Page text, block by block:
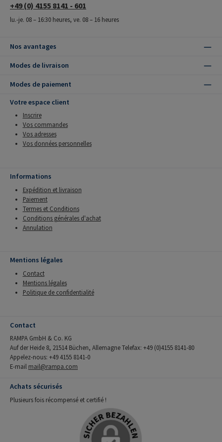
+49 (0) 4155 8141 - 601
lu.-je. 08 – 16:30 heures, ve. 08 – 16 heures
Nos avantages
Modes de livraison
Modes de paiement
Votre espace client
Inscrire
Vos commandes
Vos adresses
Vos données personnelles
Informations
Expédition et livraison
Paiement
Termes et Conditions
Conditions générales d'achat
Annulation
Mentions légales
Contact
Mentions légales
Politique de confidentialité
Contact
RAMPA GmbH & Co. KG
Auf der Heide 8, 21514 Büchen, Allemagne Telefax: +49 (0)4155 8141-80
Appelez-nous: +49 4155 8141-0
E-mail mail@rampa.com
Achats sécurisés
Plusieurs fois récompensé et certifié !